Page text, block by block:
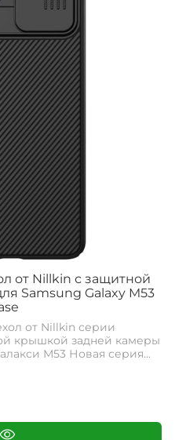
от Nillkin с защитной
Samsung Galaxy M53
от Nillkin серии
крышкой задней камеры
М53 Новая серия...